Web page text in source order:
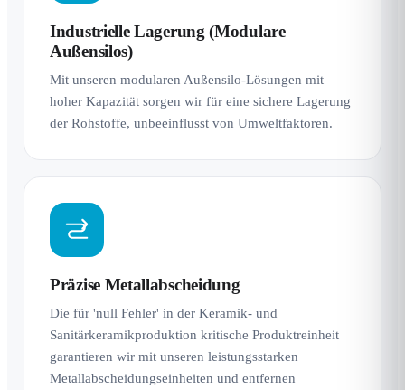
Industrielle Lagerung (Modulare
Außensilos)
Mit unseren modularen Außensilo-Lösungen mit
hoher Kapazität sorgen wir für eine sichere Lagerung
der Rohstoffe, unbeeinflusst von Umweltfaktoren.
Präzise Metallabscheidung
Die für 'null Fehler' in der Keramik- und
Sanitärkeramikproduktion kritische Produktreinheit
garantieren wir mit unseren leistungsstarken
Metallabscheidungseinheiten und entfernen